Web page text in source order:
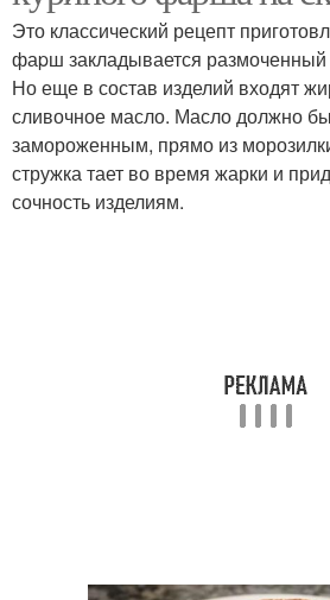
Это классический рецепт
фаpш закладывается размоченный
Но еще в состав изделий входят
сливочное масло. Масло должно
замороженным, прямо из
стружка тает во время жарки и
сочность изделиям.